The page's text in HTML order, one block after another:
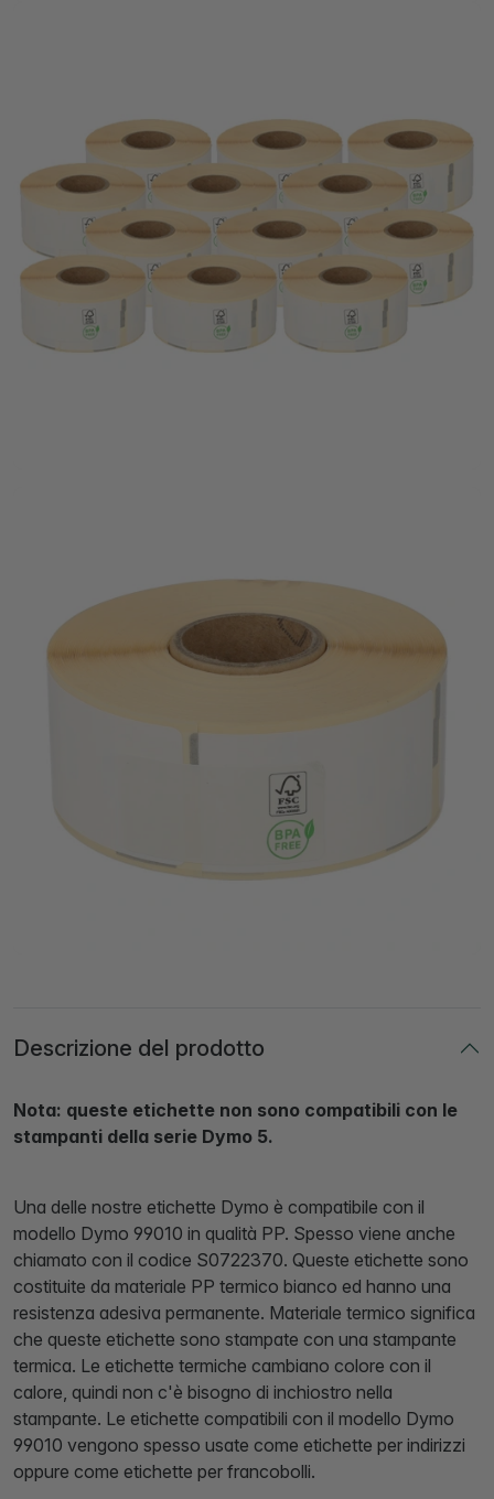
Descrizione del prodotto
Nota: queste etichette non sono compatibili con le
stampanti della serie Dymo 5.
Una delle nostre etichette Dymo è compatibile con il
modello Dymo 99010 in qualità PP. Spesso viene anche
chiamato con il codice S0722370. Queste etichette sono
costituite da materiale PP termico bianco ed hanno una
resistenza adesiva permanente. Materiale termico significa
che queste etichette sono stampate con una stampante
termica. Le etichette termiche cambiano colore con il
calore, quindi non c'è bisogno di inchiostro nella
stampante. Le etichette compatibili con il modello Dymo
99010 vengono spesso usate come etichette per indirizzi
oppure come etichette per francobolli.